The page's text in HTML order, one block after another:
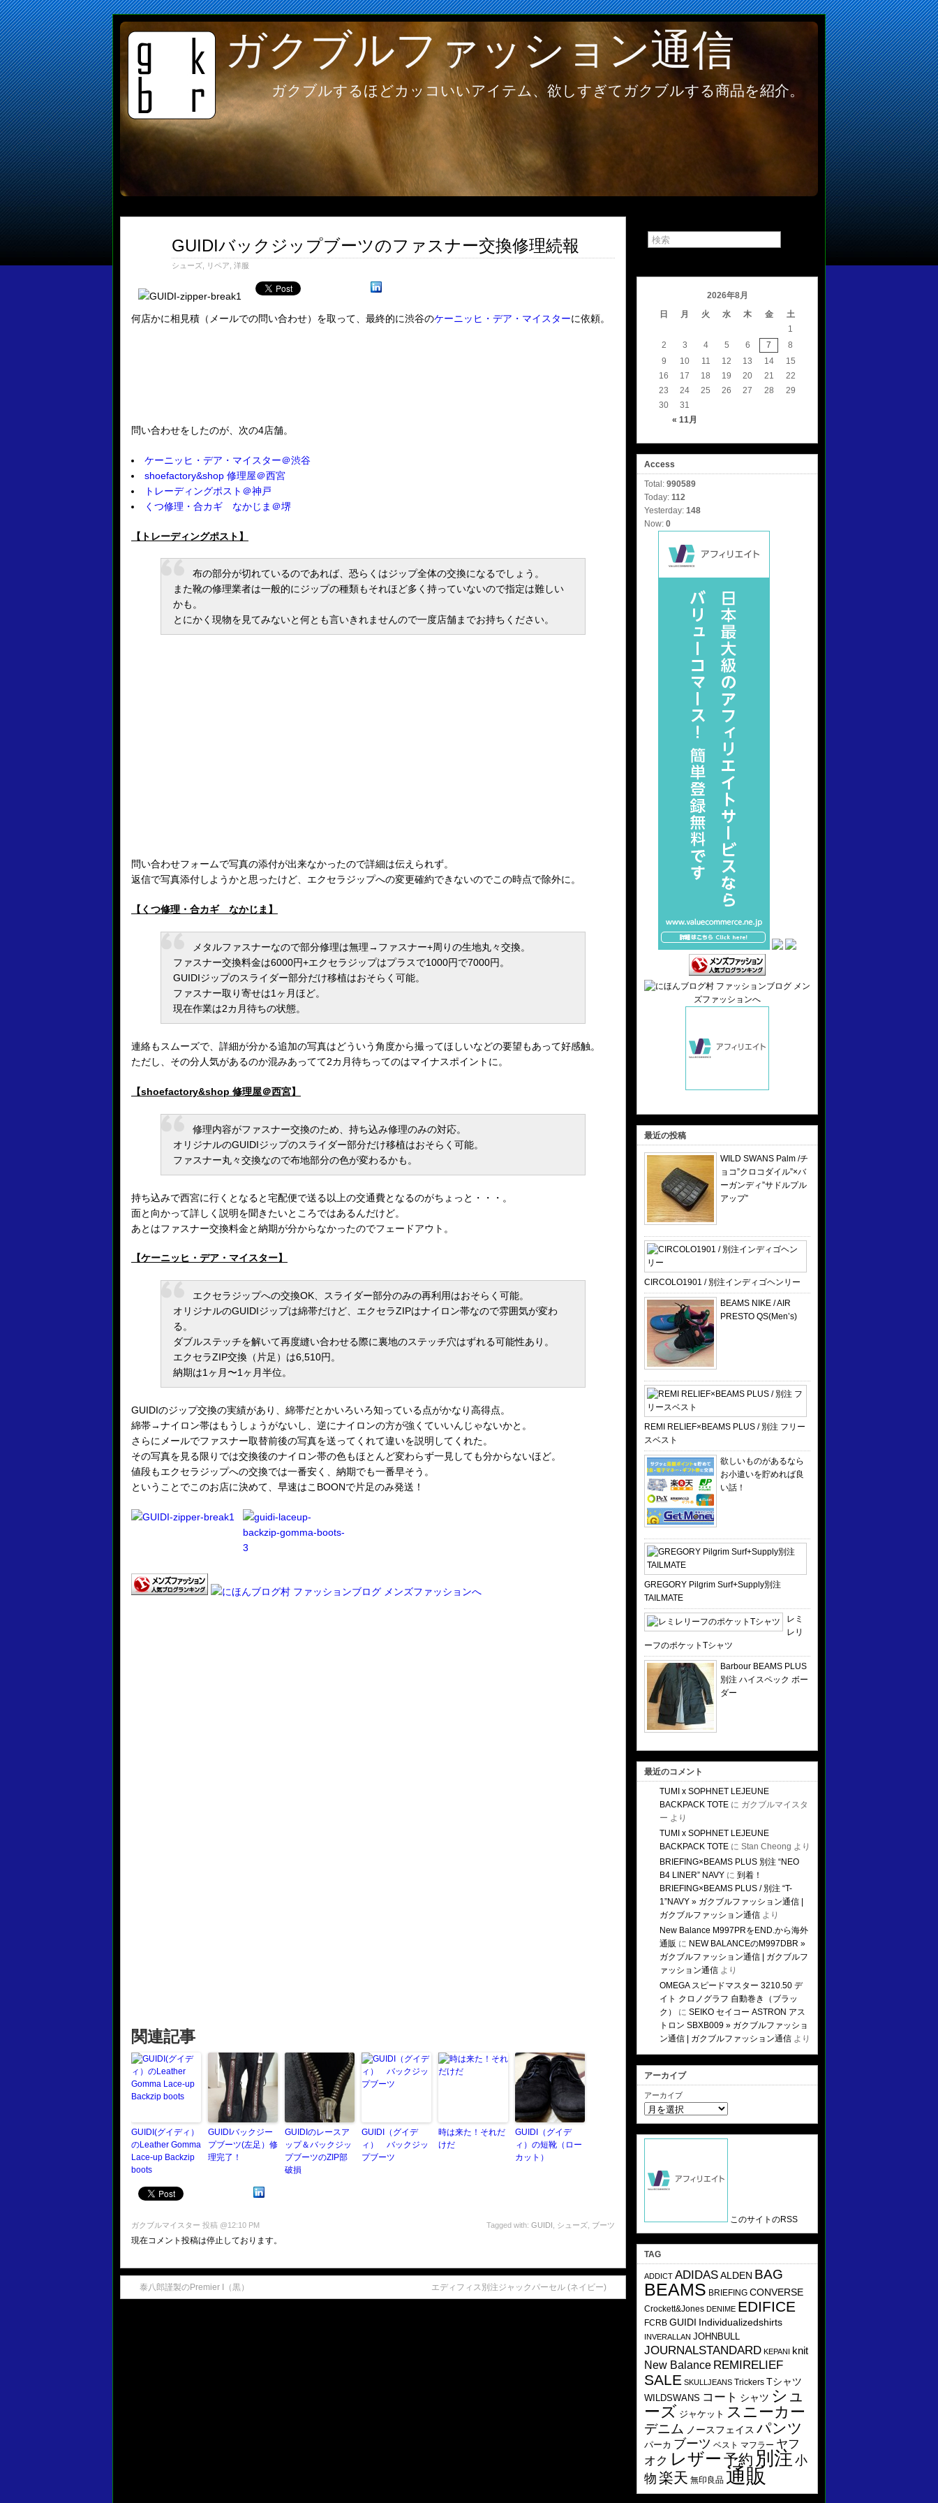
ガクブルファッション通信
ガクブルするほどカッコいいアイテム、欲しすぎてガクブルする商品を紹介。
GUIDIバックジップブーツのファスナー交換修理続報
シューズ リペア 洋服
何店かに相見積（メールでの問い合わせ）を取って、最終的に渋谷のケーニッヒ・デア・マイスターに依頼。
問い合わせをしたのが、次の4店舗。
ケーニッヒ・デア・マイスター＠渋谷
shoefactory&shop 修理屋＠西宮
トレーディングポスト＠神戸
くつ修理・合カギ なかじま＠堺
【トレーディングポスト】
布の部分が切れているのであれば、恐らくはジップ全体の交換になるでしょう。
また靴の修理業者は一般的にジップの種類もそれほど多く持っていないので指定は難しい
かも。
とにかく現物を見てみないと何とも言いきれませんので一度店舗までお持ちください。
問い合わせフォームで写真の添付が出来なかったので詳細は伝えられず。
返信で写真添付しようかと思ったけど、エクセラジップへの変更確約できないのでこの時点で除外に。
【くつ修理・合カギ なかじま】
メタルファスナーなので部分修理は無理→ファスナー+周りの生地丸々交換。
ファスナー交換料金は6000円+エクセラジップはプラスで1000円で7000円。
GUIDIジップのスライダー部分だけ移植はおそらく可能。
ファスナー取り寄せは1ヶ月ほど。
現在作業は2カ月待ちの状態。
連絡もスムーズで、詳細が分かる追加の写真はどういう角度から撮ってほしいなどの要望もあって好感触。
ただし、その分人気があるのか混みあってて2カ月待ちってのはマイナスポイントに。
【shoefactory&shop 修理屋＠西宮】
修理内容がファスナー交換のため、持ち込み修理のみの対応。
オリジナルのGUIDIジップのスライダー部分だけ移植はおそらく可能。
ファスナー丸々交換なので布地部分の色が変わるかも。
持ち込みで西宮に行くとなると宅配便で送る以上の交通費となるのがちょっと・・・。
面と向かって詳しく説明を聞きたいところではあるんだけど。
あとはファスナー交換料金と納期が分からなかったのでフェードアウト。
【ケーニッヒ・デア・マイスター】
エクセラジップへの交換OK、スライダー部分のみの再利用はおそらく可能。
オリジナルのGUIDIジップは綿帯だけど、エクセラZIPはナイロン帯なので雰囲気が変わ
る。
ダブルステッチを解いて再度縫い合わせる際に裏地のステッチ穴はずれる可能性あり。
エクセラZIP交換（片足）は6,510円。
納期は1ヶ月〜1ヶ月半位。
GUIDIのジップ交換の実績があり、綿帯だとかいろいろ知っている点がかなり高得点。
綿帯→ナイロン帯はもうしょうがないし、逆にナイロンの方が強くていいんじゃないかと。
さらにメールでファスナー取替前後の写真を送ってくれて違いを説明してくれた。
その写真を見る限りでは交換後のナイロン帯の色もほとんど変わらず一見しても分からないほど。
値段もエクセラジップへの交換では一番安く、納期でも一番早そう。
ということでこのお店に決めて、早速はこBOONで片足のみ発送！
関連記事
GUIDI(グイディ）
のLeather Gomma
Lace-up Backzip
boots
GUIDIバックジー
プブーツ(左足）修
理完了！
GUIDIのレースア
ップ＆バックジッ
プブーツのZIP部
破損
GUIDI（グイデ
ィ） バックジッ
プブーツ
時は来た！それだ
けだ
GUIDI（グイデ
ィ）の短靴（ロー
カット）
ガクブルマイスター 投稿 @12:10 PM Tagged with: GUIDI シューズ ブーツ
現在コメント投稿は停止しております。
泰八郎謹製のPremier I（黒） エディフィス別注ジャックパーセル (ネイビー)
2026年8月
日
月 火 水 木 金 土
« 11月
1
2
3 4 5 6 7
8
9
10 11 12 13 14
15
16
17 18 19 20 21
22
23
24 25 26 27 28
29
30
31
Access
Total: 990589
Today: 112
Yesterday: 148
Now: 0
最近の投稿
WILD SWANS Palm /チ
ョコ”クロコダイル”×バ
ーガンディ”サドルプル
アップ”
CIRCOLO1901 / 別注インディゴヘンリー
BEAMS NIKE / AIR
PRESTO QS(Men’s)
REMI RELIEF×BEAMS PLUS / 別注 フリー
スベスト
欲しいものがあるなら
お小遣いを貯めれば良
い話！
GREGORY Pilgrim Surf+Supply別注
TAILMATE
レミ
レリ
ーフのポケットTシャツ
Barbour BEAMS PLUS
別注 ハイスペック ボー
ダー
最近のコメント
TUMI x SOPHNET LEJEUNE
BACKPACK TOTE に ガクブルマイスタ
ー より
TUMI x SOPHNET LEJEUNE
BACKPACK TOTE に Stan Cheong より
BRIEFING×BEAMS PLUS 別注 “NEO
B4 LINER” NAVY に 到着！
BRIEFING×BEAMS PLUS / 別注 “T-
1”NAVY » ガクブルファッション通信 |
ガクブルファッション通信 より
New Balance M997PRをEND.から海外
通販 に NEW BALANCEのM997DBR »
ガクブルファッション通信 | ガクブルフ
ァッション通信 より
OMEGA スピードマスター 3210.50 デ
イト クロノグラフ 自動巻き（ブラッ
ク）
に SEIKO セイコー ASTRON アス
トロン SBXB009 » ガクブルファッショ
ン通信 | ガクブルファッション通信 より
アーカイブ
アーカイブ
このサイトのRSS
TAG
ADDICT ADIDASALDEN BAG
BEAMS BRIEFING CONVERSE
Crockett&Jones DENIME EDIFICE
FCRB GUIDI Individualizedshirts
INVERALLAN JOHNBULL
JOURNALSTANDARD KEPANI knit
New Balance REMIRELIEF
SALE SKULLJEANS Trickers Tシャツ
WILDSWANS コート シャツ シュ
ーズ ジャケット スニーカー
デニム ノースフェイス パンツ
パーカ ブーツ ベスト マフラー ヤフ
オク レザー 予約 別注小
物 楽天 無印良品 通販